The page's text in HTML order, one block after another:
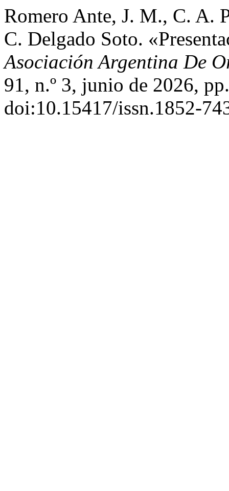
Romero Ante, J. M., C. A.
C. Delgado Soto.
Asociación Argentina De
91, n.º 3, junio de 2026,
doi:10.15417/issn.1852-